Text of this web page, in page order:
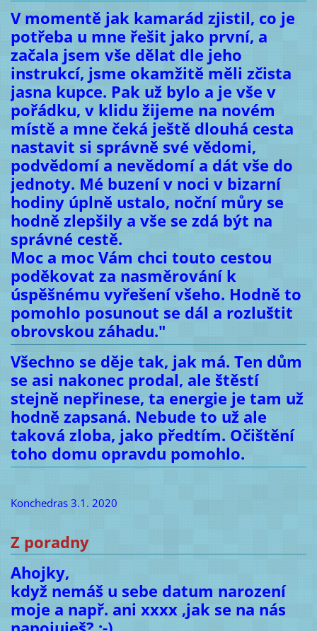
V momentě jak kamarád zjistil, co je
potřeba u mne řešit jako první, a
začala jsem vše dělat dle jeho
instrukcí, jsme okamžitě měli zčista
jasna kupce. Pak už bylo a je vše v
pořádku, v klidu žijeme na novém
místě a mne čeká ještě dlouhá cesta
nastavit si správně své vědomi,
podvědomí a nevědomí a dát vše do
jednoty. Mé buzení v noci v bizarní
hodiny úplně ustalo, noční můry se
hodně zlepšily a vše se zdá být na
správné cestě.
Moc a moc Vám chci touto cestou
poděkovat za nasměrování k
úspěšnému vyřešení všeho. Hodně to
pomohlo posunout se dál a rozluštit
obrovskou záhadu."
Všechno se děje tak, jak má. Ten dům
se asi nakonec prodal, ale štěstí
stejně nepřinese, ta energie je tam už
hodně zapsaná. Nebude to už ale
taková zloba, jako předtím. Očištění
toho domu opravdu pomohlo.
Konchedras 3.1. 2020
Z poradny
Ahojky,
když nemáš u sebe datum narození
moje a např. ani xxxx ,jak se na nás